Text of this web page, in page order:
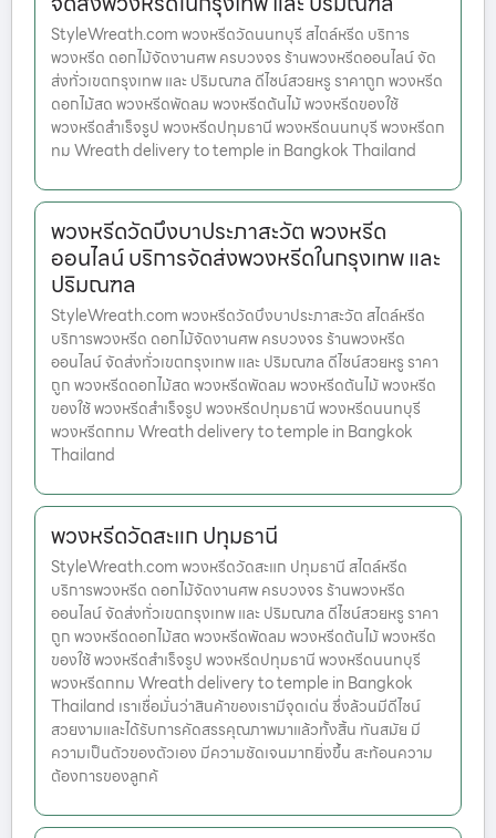
StyleWreath.com พวงหรีดวัดนนทบุรี สไตล์หรีด บริการ
พวงหรีด ดอกไม้จัดงานศพ ครบวงจร ร้านพวงหรีดออนไลน์ จัด
ส่งทั่วเขตกรุงเทพ และ ปริมณฑล ดีไซน์สวยหรู ราคาถูก พวงหรีด
ดอกไม้สด พวงหรีดพัดลม พวงหรีดต้นไม้ พวงหรีดของใช้
พวงหรีดสำเร็จรูป พวงหรีดปทุมธานี พวงหรีดนนทบุรี พวงหรีดก
ทม Wreath delivery to temple in Bangkok Thailand
พวงหรีดวัดบึงบาประภาสะวัต พวงหรีด
ออนไลน์ บริการจัดส่งพวงหรีดในกรุงเทพ และ
ปริมณฑล
StyleWreath.com พวงหรีดวัดบึงบาประภาสะวัต สไตล์หรีด
บริการพวงหรีด ดอกไม้จัดงานศพ ครบวงจร ร้านพวงหรีด
ออนไลน์ จัดส่งทั่วเขตกรุงเทพ และ ปริมณฑล ดีไซน์สวยหรู ราคา
ถูก พวงหรีดดอกไม้สด พวงหรีดพัดลม พวงหรีดต้นไม้ พวงหรีด
ของใช้ พวงหรีดสำเร็จรูป พวงหรีดปทุมธานี พวงหรีดนนทบุรี
พวงหรีดกทม Wreath delivery to temple in Bangkok
Thailand
พวงหรีดวัดสะแก ปทุมธานี
StyleWreath.com พวงหรีดวัดสะแก ปทุมธานี สไตล์หรีด
บริการพวงหรีด ดอกไม้จัดงานศพ ครบวงจร ร้านพวงหรีด
ออนไลน์ จัดส่งทั่วเขตกรุงเทพ และ ปริมณฑล ดีไซน์สวยหรู ราคา
ถูก พวงหรีดดอกไม้สด พวงหรีดพัดลม พวงหรีดต้นไม้ พวงหรีด
ของใช้ พวงหรีดสำเร็จรูป พวงหรีดปทุมธานี พวงหรีดนนทบุรี
พวงหรีดกทม Wreath delivery to temple in Bangkok
Thailand เราเชื่อมั่นว่าสินค้าของเรามีจุดเด่น ซึ่งล้วนมีดีไซน์
สวยงามและได้รับการคัดสรรคุณภาพมาแล้วทั้งสิ้น ทันสมัย มี
ความเป็นตัวของตัวเอง มีความชัดเจนมากยิ่งขึ้น สะท้อนความ
ต้องการของลูกค้